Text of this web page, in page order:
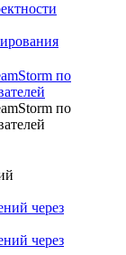
по
по
через
через